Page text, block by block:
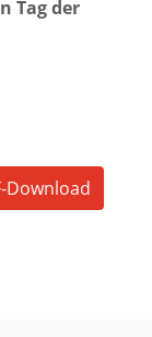
Tag der
Download